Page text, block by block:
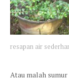
resapan air
Atau malah